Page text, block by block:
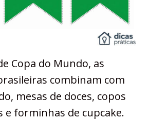
Copa do Mundo, as
combinam com
mesas de doces, copos
e forminhas de cupcake.